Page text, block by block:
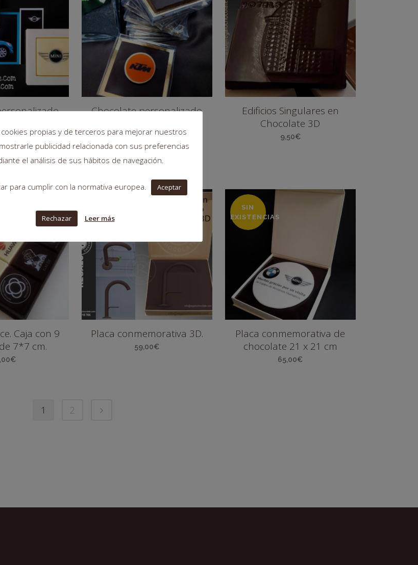
de 7*7
- 6,95 €Rango
precios:
4,55€
hasta
6,95€
Chocolate personalizado
empresa. Tamaño 10×10
cm
5,50€-7,75
precios:
7,75€
Edificios Singulares en
Chocolate 3D
9,50€
Caja con 9
7*7 cm.
€
EXISTENCIAS
Placa conmemorativa 3D.
59,00€
SIN
EXISTENCIAS
Placa conmemorativa de
chocolate 21 x 21 cm
65,00€
1 2
cookies propias y de terceros para mejorar nuestros
publicidad relacionada con sus preferencias
el análisis de sus hábitos de navegación.
para cumplir con la normativa europea. Aceptar
Rechazar Leer más